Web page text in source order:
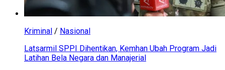
Kriminal / Nasional
Latsarmil SPPI Dihentikan, Kemhan Ubah Program Jadi
Latihan Bela Negara dan Manajerial